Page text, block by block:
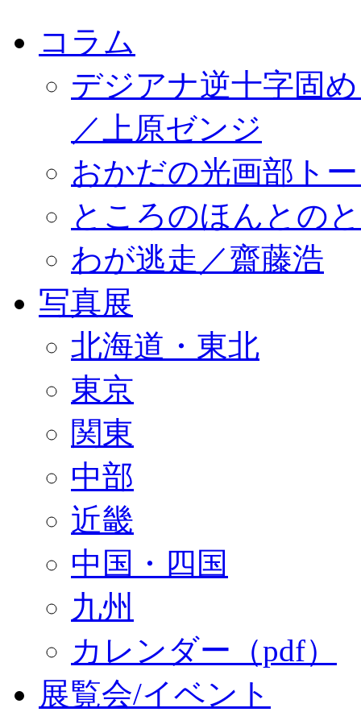
コラム
デジアナ逆十字固
／上原ゼンジ
おかだの光画部ト
ところのほんとの
わが逃走／齋藤浩
写真展
北海道・東北
東京
関東
中部
近畿
中国・四国
九州
カレンダー（pdf）
展覧会/イベント